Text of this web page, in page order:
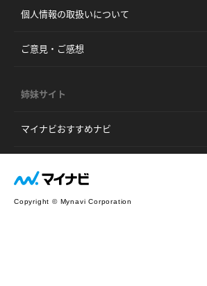
個人情報の取扱いについて
ご意見・ご感想
姉妹サイト
マイナビおすすめナビ
Copyright © Mynavi Corporation